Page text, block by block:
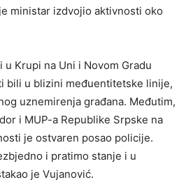
ministar izdvojio aktivnosti oko
u Krupi na Uni i Novom Gradu
bili u blizini međuentitetske linije,
uznemirenja građana. Međutim,
i MUP-a Republike Srpske na
je ostvaren posao policije.
i pratimo stanje i u
je Vujanović.